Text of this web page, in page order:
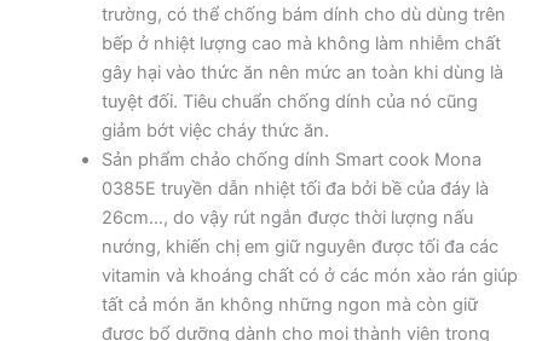
trường, có thể chống bám dính cho dù dùng trên
bếp ở nhiệt lượng cao mà không làm nhiễm chất
gây hại vào thức ăn nên mức an toàn khi dùng là
tuyệt đối. Tiêu chuẩn chống dính của nó cũng
giảm bớt việc cháy thức ăn.
Sản phẩm chảo chống dính Smart cook Mona
0385E truyền dẫn nhiệt tối đa bởi bề của đáy là
26cm…, do vậy rút ngắn được thời lượng nấu
nướng, khiến chị em giữ nguyên được tối đa các
vitamin và khoáng chất có ở các món xào rán giúp
tất cả món ăn không những ngon mà còn giữ
được bổ dưỡng dành cho mọi thành viên trong